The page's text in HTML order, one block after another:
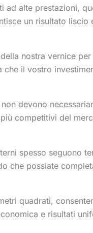
ad alte prestazioni,
un risultato liscio
nostra vernice
il vostro
devono
competitivi del
spesso seguono
che possiate
quadrati,
e risultati